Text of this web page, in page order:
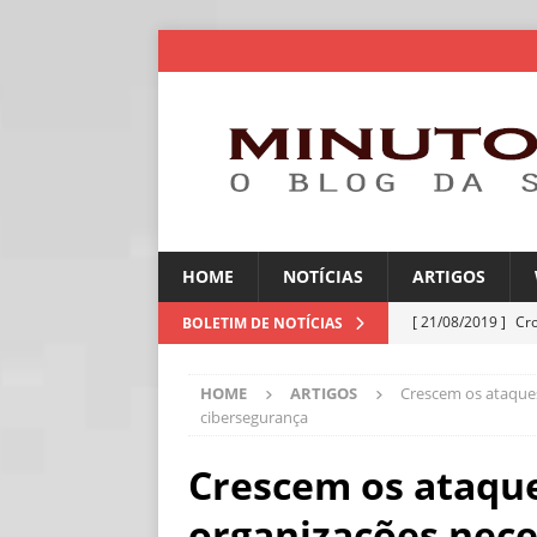
HOME NOTÍCIAS ARTIGOS
BOLETIM DE NOTÍCIAS [ 21/08/2019 ]
[ 06/08/2026 ]
[ 06/08/2026 ] IA
NOTÍCIAS
HOME ARTIGOS
Crescem os
cibersegurança
Crescem os